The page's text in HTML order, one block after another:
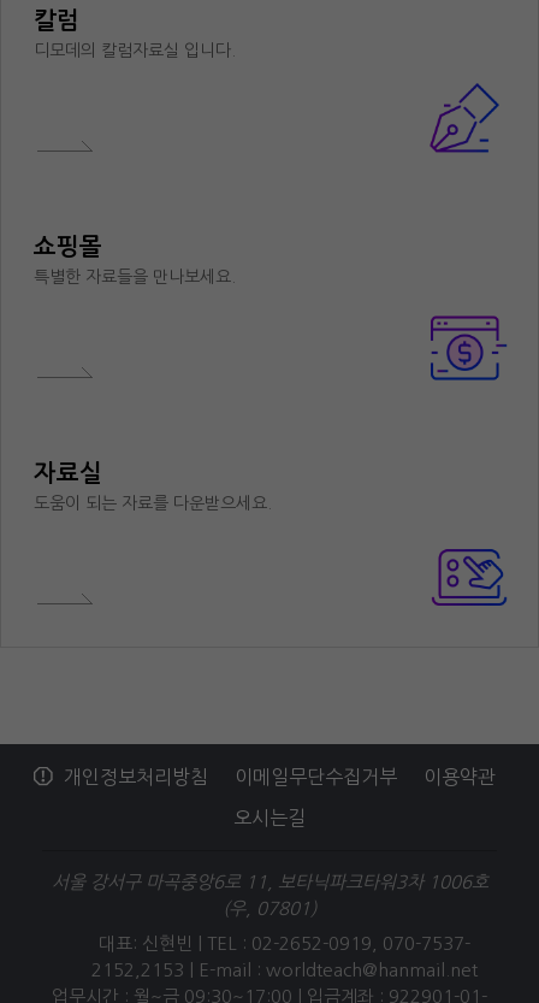
칼럼
디모데의 칼럼자료실 입니다.
쇼핑몰
특별한 자료들을 만나보세요.
자료실
도움이 되는 자료를 다운받으세요.
개인정보처리방침 이메일무단수집거부 이용약관
오시는길
서울 강서구 마곡중앙6로 11, 보타닉파크타워3차 1006호
(우, 07801)
대표: 신현빈 | TEL : 02-2652-0919, 070-7537-
2152,2153 |
E-mail : worldteach@hanmail.net
업무시간 : 월~금 09:30~17:00 | 입금계좌 : 922901-01-